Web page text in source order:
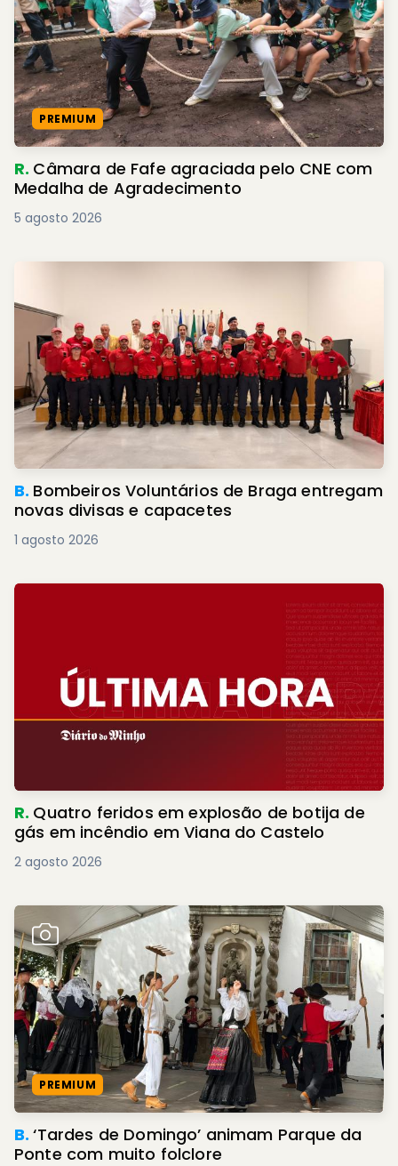
PREMIUM
R. Câmara de Fafe agraciada pelo CNE com
Medalha de Agradecimento
5 agosto 2026
B. Bombeiros Voluntários de Braga entregam
novas divisas e capacetes
1 agosto 2026
R. Quatro feridos em explosão de botija de
gás em incêndio em Viana do Castelo
2 agosto 2026
PREMIUM
B.‘Tardes de Domingo’ animam Parque da
Ponte com muito folclore